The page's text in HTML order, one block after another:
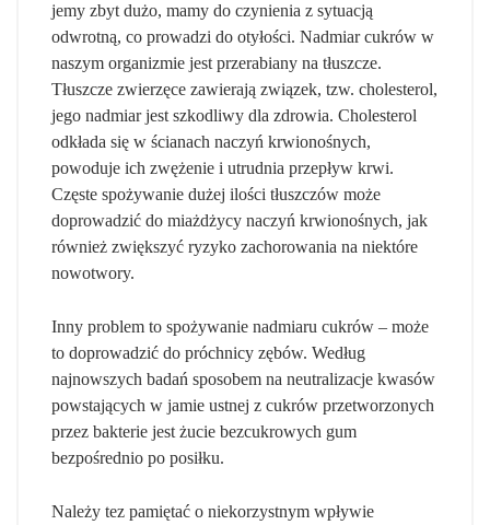
jemy zbyt dużo, mamy do czynienia z sytuacją
odwrotną, co prowadzi do otyłości. Nadmiar cukrów w
naszym organizmie jest przerabiany na tłuszcze.
Tłuszcze zwierzęce zawierają związek, tzw. cholesterol,
jego nadmiar jest szkodliwy dla zdrowia. Cholesterol
odkłada się w ścianach naczyń krwionośnych,
powoduje ich zwężenie i utrudnia przepływ krwi.
Częste spożywanie dużej ilości tłuszczów może
doprowadzić do miażdżycy naczyń krwionośnych, jak
również zwiększyć ryzyko zachorowania na niektóre
nowotwory.
Inny problem to spożywanie nadmiaru cukrów – może
to doprowadzić do próchnicy zębów. Według
najnowszych badań sposobem na neutralizacje kwasów
powstających w jamie ustnej z cukrów przetworzonych
przez bakterie jest żucie bezcukrowych gum
bezpośrednio po posiłku.
Należy tez pamiętać o niekorzystnym wpływie